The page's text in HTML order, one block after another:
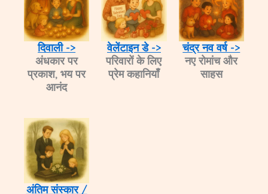
दिवाली ->
अंधकार पर
प्रकाश, भय पर
आनंद​
वेलेंटाइन डे ->
परिवारों के लिए
प्रेम कहानियाँ
चंद्र नव वर्ष ->
नए रोमांच और
साहस
अंतिम संस्कार /